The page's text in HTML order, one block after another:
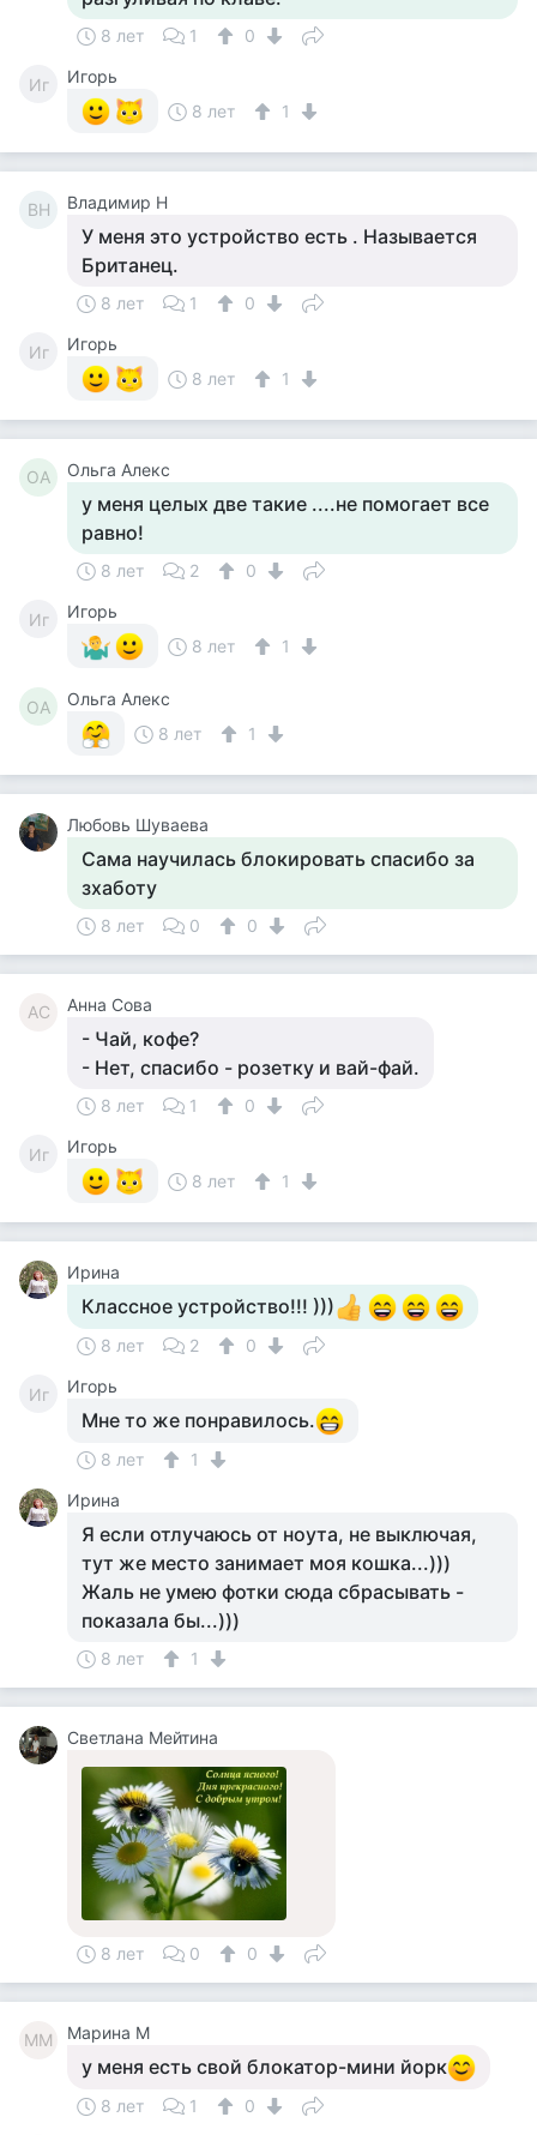
8 лет 1 0
Иг
Игорь
8 лет
1
ВН Владимир Н
У меня это устройство есть . Называется
Британец.
8 лет 1 0
Иг
Игорь
8 лет
1
ОА Ольга Алекс
у меня целых две такие ....не помогает все
равно!
8 лет 2 0
Иг
Игорь
8 лет
1
ОА
Ольга Алекс
8 лет
1
Любовь Шуваева
Сама научилась блокировать спасибо за
зхаботу
8 лет 0 0
АС Анна Сова
- Чай, кофе?
- Нет, спасибо - розетку и вай-фай.
8 лет 1 0
Иг
Игорь
8 лет
1
Ирина
Классное устройство!!! )))
8 лет 2 0
Иг Игорь
Мне то же понравилось.
8 лет
1
Ирина
Я если отлучаюсь от ноута, не выключая,
тут же место занимает моя кошка...)))
Жаль не умею фотки сюда сбрасывать -
показала бы...)))
8 лет 1
Светлана Мейтина
8 лет 0 0
ММ Марина М
у меня есть свой блокатор-мини йорк
8 лет 1 0